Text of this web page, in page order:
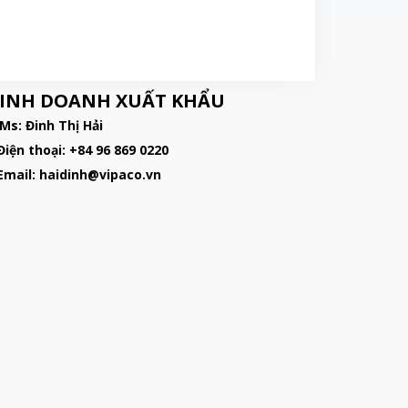
DOANH XUẤT KHẨU
Đinh Thị Hải
thoại: +84 96 869 0220
haidinh@vipaco.vn